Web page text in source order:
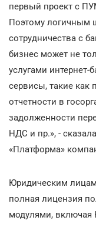
первый проект с
Поэтому логичным
сотрудничества с
бизнес может не
услугами
сервисы, такие как
отчетности в
задолженности
НДС и пр.», -
«Платформа»
Юридическим лицам
полная лицензия
модулями, включая